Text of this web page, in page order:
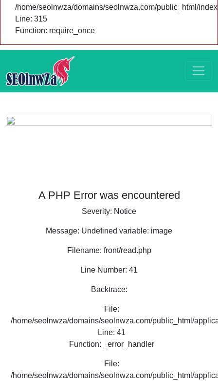
/home/seolnwza/domains/seolnwza.com/public_html/
Line: 315
Function: require_once
A PHP Error was encountered
Severity: Notice
Message: Undefined variable: image
Filename: front/read.php
Line Number: 41
Backtrace:
File:
/home/seolnwza/domains/seolnwza.com/public_html/
Line: 41
Function: _error_handler
File:
/home/seolnwza/domains/seolnwza.com/public_html/